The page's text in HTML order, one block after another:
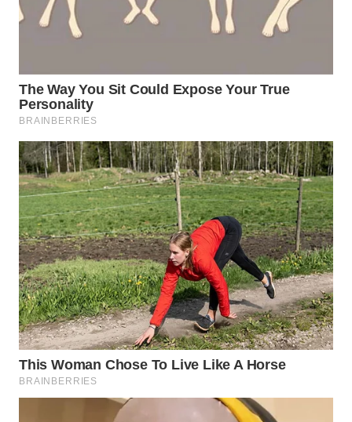
WAHANA
WAHANA
TANI
WAHANA
ADVOKAT
WAHANA
INFRASTRUKTUR
WAHANA
KONSUMEN
WAHANA
LISTRIK
WAHANA